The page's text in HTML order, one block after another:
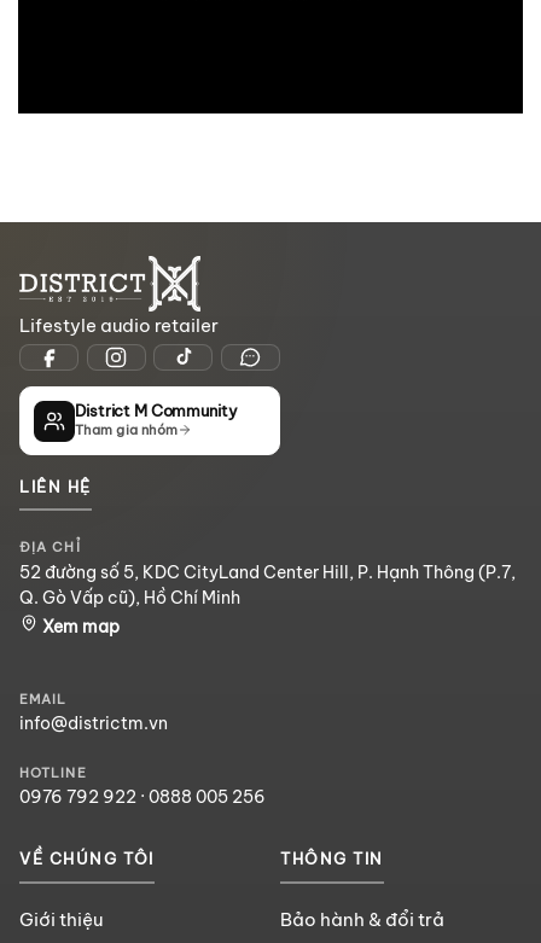
Lifestyle audio retailer
District M Community
Tham gia nhóm
LIÊN HỆ
ĐỊA CHỈ
52 đường số 5, KDC CityLand Center Hill, P. Hạnh Thông (P.7,
Q. Gò Vấp cũ), Hồ Chí Minh
Xem map
EMAIL
info@districtm.vn
HOTLINE
0976 792 922 · 0888 005 256
VỀ CHÚNG TÔI
Giới thiệu
THÔNG TIN
Bảo hành & đổi trả